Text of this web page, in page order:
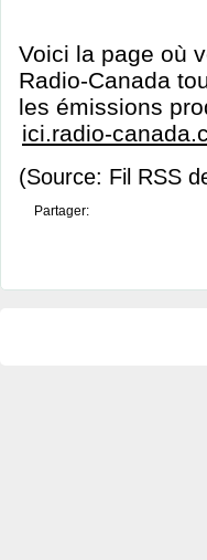
Voici la page où
Radio-Canada
les émissions
ici.radio-
(Source: Fil RSS
Partager: